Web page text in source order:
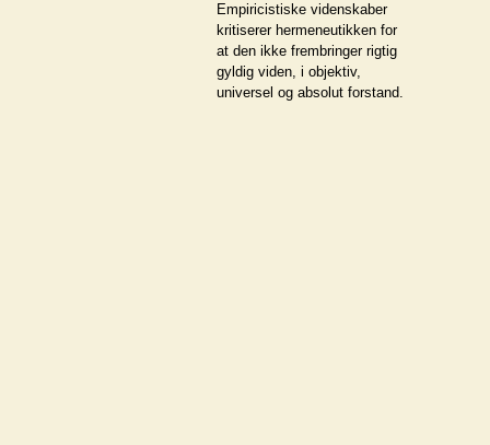
Empiricistiske videnskaber
kritiserer hermeneutikken for
at den ikke frembringer rigtig
gyldig viden, i objektiv,
universel og absolut forstand.